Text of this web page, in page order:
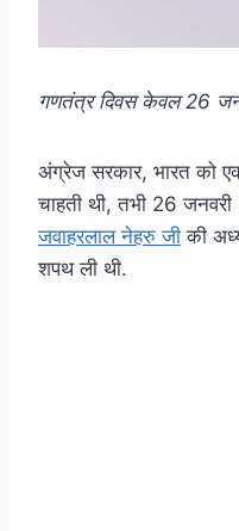
गणतंत्र दिवस केवल 26
अंग्रेज सरकार, भारत को
चाहती थी, तभी 26
जवाहरलाल नेहरु जी की
शपथ ली थी.